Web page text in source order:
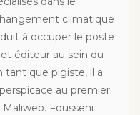
climatique
à occuper le poste
éditeur au sein du
tant que pigiste, il a
au premier
Fousseni